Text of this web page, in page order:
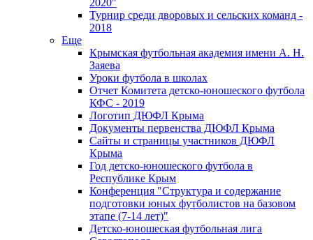
2020"
Турнир среди дворовых и сельских команд -
2018
Еще
Крымская футбольная академия имени А. Н.
Заяева
Уроки футбола в школах
Отчет Комитета детско-юношеского футбола
КФС - 2019
Логотип ДЮФЛ Крыма
Документы первенства ДЮФЛ Крыма
Сайты и страницы участников ДЮФЛ
Крыма
Год детско-юношеского футбола в
Республике Крым
Конференция "Структура и содержание
подготовки юных футболистов на базовом
этапе (7-14 лет)"
Детско-юношеская футбольная лига